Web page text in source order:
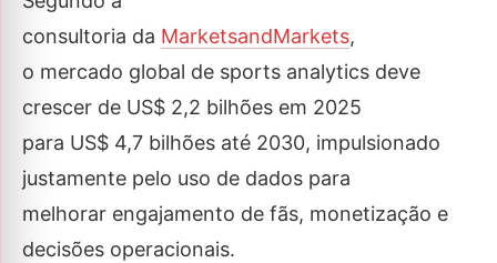
consultoria da MarketsandMarkets,
o mercado global de sports analytics deve
crescer de US$ 2,2 bilhões em 2025
para US$ 4,7 bilhões até 2030, impulsionado
justamente pelo uso de dados para
melhorar engajamento de fãs, monetização e
decisões operacionais.